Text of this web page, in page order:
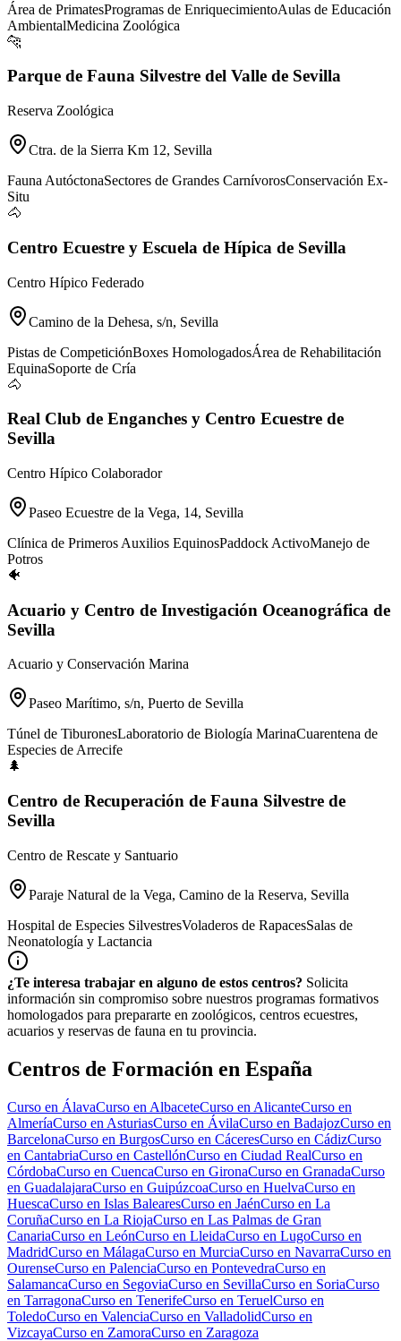
Área de PrimatesProgramas de EnriquecimientoAulas de Educación
AmbientalMedicina Zoológica
🐆
Parque de Fauna Silvestre del Valle de Sevilla
Reserva Zoológica
Ctra. de la Sierra Km 12, Sevilla
Fauna AutóctonaSectores de Grandes CarnívorosConservación Ex-
Situ
🐴
Centro Ecuestre y Escuela de Hípica de Sevilla
Centro Hípico Federado
Camino de la Dehesa, s/n, Sevilla
Pistas de CompeticiónBoxes HomologadosÁrea de Rehabilitación
EquinaSoporte de Cría
🐴
Real Club de Enganches y Centro Ecuestre de
Sevilla
Centro Hípico Colaborador
Paseo Ecuestre de la Vega, 14, Sevilla
Clínica de Primeros Auxilios EquinosPaddock ActivoManejo de
Potros
🐠
Acuario y Centro de Investigación Oceanográfica de
Sevilla
Acuario y Conservación Marina
Paseo Marítimo, s/n, Puerto de Sevilla
Túnel de TiburonesLaboratorio de Biología MarinaCuarentena de
Especies de Arrecife
🌲
Centro de Recuperación de Fauna Silvestre de
Sevilla
Centro de Rescate y Santuario
Paraje Natural de la Vega, Camino de la Reserva, Sevilla
Hospital de Especies SilvestresVoladeros de RapacesSalas de
Neonatología y Lactancia
¿Te interesa trabajar en alguno de estos centros? Solicita
información sin compromiso sobre nuestros programas formativos
homologados para prepararte en zoológicos, centros ecuestres,
acuarios y reservas de fauna en tu provincia.
Centros de Formación en España
Curso en ÁlavaCurso en AlbaceteCurso en AlicanteCurso en
AlmeríaCurso en AsturiasCurso en ÁvilaCurso en BadajozCurso en
BarcelonaCurso en BurgosCurso en CáceresCurso en CádizCurso
en CantabriaCurso en CastellónCurso en Ciudad RealCurso en
CórdobaCurso en CuencaCurso en GironaCurso en GranadaCurso
en GuadalajaraCurso en GuipúzcoaCurso en HuelvaCurso en
HuescaCurso en Islas BalearesCurso en JaénCurso en La
CoruñaCurso en La RiojaCurso en Las Palmas de Gran
CanariaCurso en LeónCurso en LleidaCurso en LugoCurso en
MadridCurso en MálagaCurso en MurciaCurso en NavarraCurso en
OurenseCurso en PalenciaCurso en PontevedraCurso en
SalamancaCurso en SegoviaCurso en SevillaCurso en SoriaCurso
en TarragonaCurso en TenerifeCurso en TeruelCurso en
ToledoCurso en ValenciaCurso en ValladolidCurso en
VizcayaCurso en ZamoraCurso en Zaragoza